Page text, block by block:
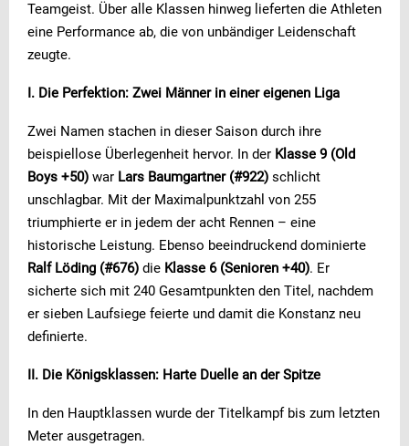
Teamgeist. Über alle Klassen hinweg lieferten die Athleten
eine Performance ab, die von unbändiger Leidenschaft
zeugte.
I. Die Perfektion: Zwei Männer in einer eigenen Liga
Zwei Namen stachen in dieser Saison durch ihre
beispiellose Überlegenheit hervor. In der Klasse 9 (Old
Boys +50) war Lars Baumgartner (#922) schlicht
unschlagbar. Mit der Maximalpunktzahl von 255
triumphierte er in jedem der acht Rennen – eine
historische Leistung. Ebenso beeindruckend dominierte
Ralf Löding (#676) die Klasse 6 (Senioren +40). Er
sicherte sich mit 240 Gesamtpunkten den Titel, nachdem
er sieben Laufsiege feierte und damit die Konstanz neu
definierte.
II. Die Königsklassen: Harte Duelle an der Spitze
In den Hauptklassen wurde der Titelkampf bis zum letzten
Meter ausgetragen.